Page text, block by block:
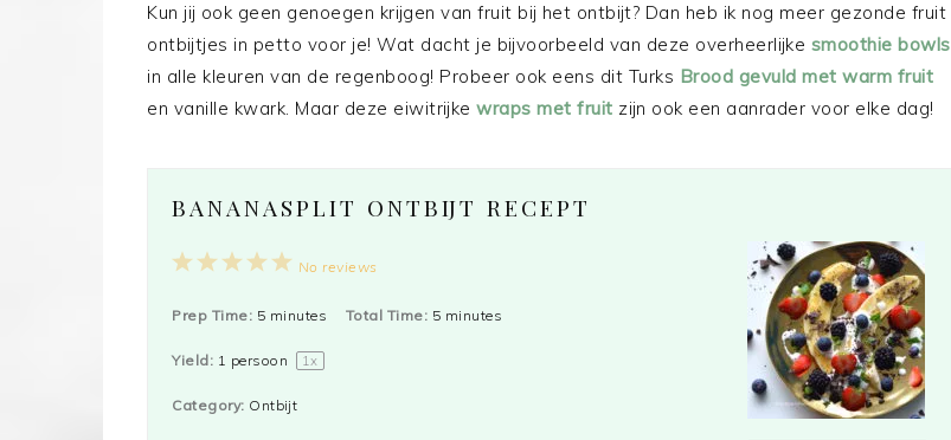
Kun jij ook geen genoegen krijgen van fruit bij het ontbijt? Dan heb ik nog meer gezonde fruit
ontbijtjes in petto voor je! Wat dacht je bijvoorbeeld van deze overheerlijke smoothie bowls
in alle kleuren van de regenboog! Probeer ook eens dit Turks Brood gevuld met warm fruit
en vanille kwark. Maar deze eiwitrijke wraps met fruit zijn ook een aanrader voor elke dag!
BANANASPLIT ONTBIJT RECEPT
5
4
3
2
1
No reviews
Prep Time: 5 minutes Total Time: 5 minutes
Yield: 1 persoon 1x
Category: Ontbijt